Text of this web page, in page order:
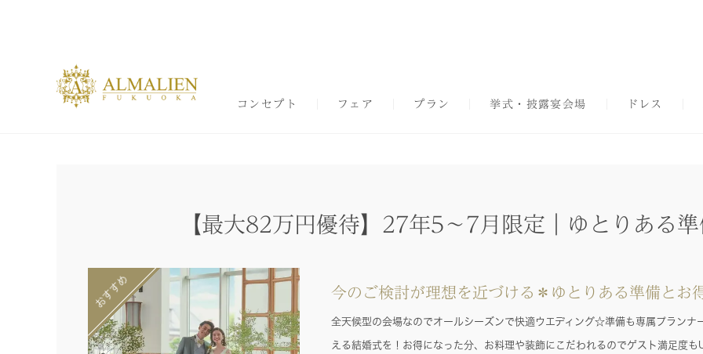
コンセプト フェア プラン 挙式・披露宴会場 ドレス
【最大82万円優待】27年5～7月限定｜ゆとりある
今のご検討が理想を近づける＊ゆとりある準備とお
全天候型の会場なのでオールシーズンで快適ウエディング☆準備も専属プラン
える結婚式を！お得になった分、お料理や装飾にこだわれるのでゲスト満足度も